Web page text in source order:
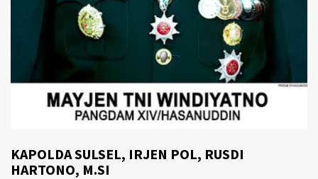
KAPOLDA SULSEL, IRJEN POL, RUSDI
HARTONO, M.SI